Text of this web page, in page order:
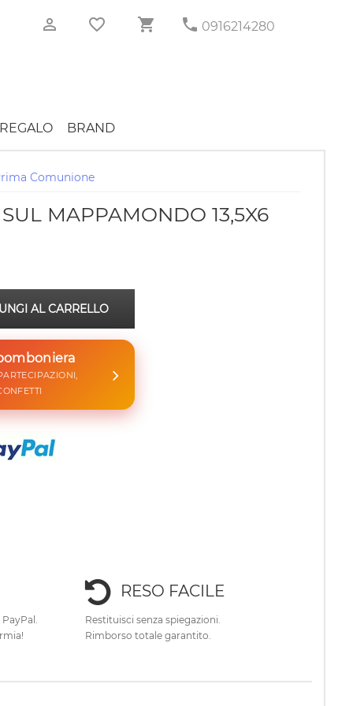
0916214280
REGALO BRAND
Comunione
MAPPAMONDO 13,5X6
AL CARRELLO
RESO FACILE
Restituisci senza spiegazioni.
Rimborso totale garantito.